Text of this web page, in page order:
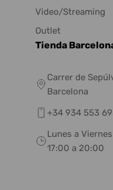
Video/Streaming
Outlet
Tienda
Carrer de
Barcelona
+34 934 553
Lunes a
17:00 a 20:00